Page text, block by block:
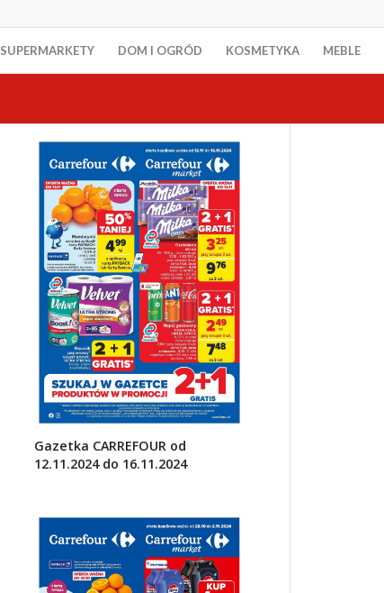
SUPERMARKETY DOM I OGRÓD KOSMETYKA MEBLE
Gazetka CARREFOUR od
12.11.2024 do 16.11.2024